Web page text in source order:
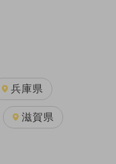
兵庫県
滋賀県